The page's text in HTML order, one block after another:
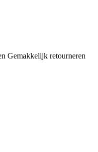
Gemakkelijk retourneren